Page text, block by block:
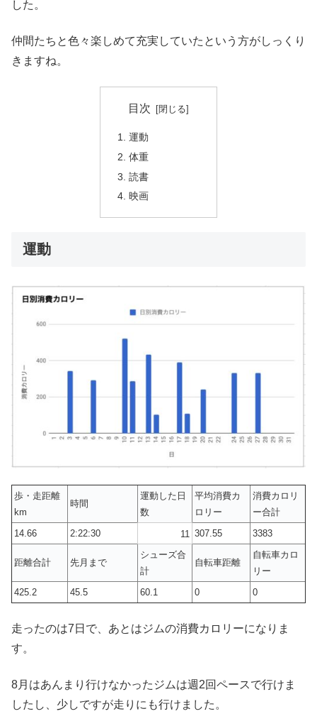
した。
仲間たちと色々楽しめて充実していたという方がしっくり
きますね。
目次
運動
体重
読書
映画
運動
歩・走距離
km
時間
運動した日
数
平均消費カ
ロリー
消費カロリ
ー合計
14.66
2:22:30 11 307.55 3383
距離合計 先月まで
シューズ合
計
自転車距離
自転車カロ
リー
425.2
45.5 60.1 0 0
走ったのは7日で、あとはジムの消費カロリーになりま
す。
8月はあんまり行けなかったジムは週2回ペースで行けま
したし、少しですが走りにも行けました。